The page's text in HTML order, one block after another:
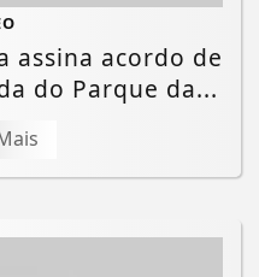
assina acordo de
do Parque da...